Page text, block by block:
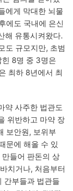
에게 막대한 뇌물
에도 국내에 은신
해 유통시켜왔다.
도 규모지만, 초범
8명 중 3명은
최하 8년에서 최
약 사주한 법관도
위반하고 마약 장
보안원, 보위부
문에 해올 수 있
들어 판돈의 상
치거나, 처음부터
간부들과 법관들